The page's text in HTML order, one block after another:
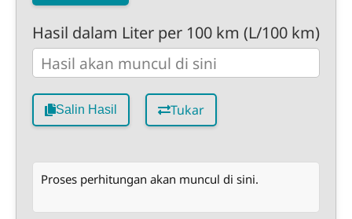
Hasil dalam Liter per 100 km (L/100 km)
Salin Hasil Tukar
Proses perhitungan akan muncul di sini.